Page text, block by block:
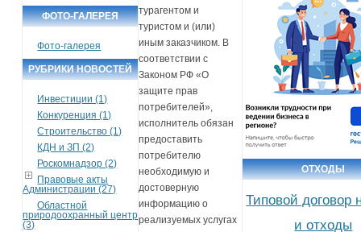
ФОТО-ГАЛЕРЕЯ
Фото-галерея
РУБРИКИ НОВОСТЕЙ
Инвестиции (1)
Конкуренция (1)
Строительство (1)
КДН и ЗП (2)
Роскомнадзор (2)
Правовые акты
Администрации (27)
Областной
природоохранный центр
(3)
турагентом и
туристом и (или)
иным заказчиком. В
соответствии с
Законом РФ «О
защите прав
потребителей»,
исполнитель обязан
предоставить
потребителю
необходимую и
достоверную
информацию о
реализуемых услугах
ОТХОДЫ
Типовой договор
и отходы